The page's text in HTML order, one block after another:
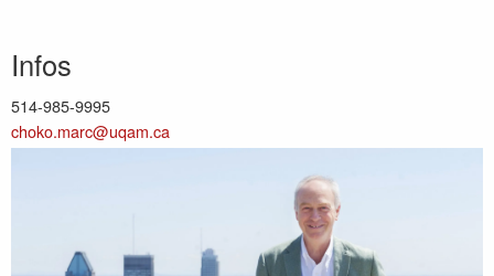
Infos
514-985-9995
choko.marc@uqam.ca